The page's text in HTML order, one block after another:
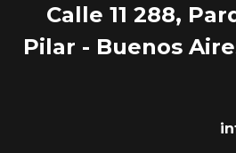
Calle 11 288,
Pilar - Buenos